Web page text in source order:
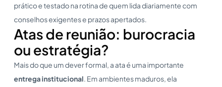
prático e testado na rotina de quem lida diariamente com
conselhos exigentes e prazos apertados.
Atas de reunião: burocracia
ou estratégia?
Mais do que um dever formal, a ata é uma importante
entrega institucional. Em ambientes maduros, ela